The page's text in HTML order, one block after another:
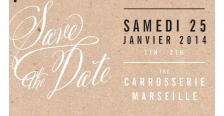
Festival Mariage – La Noce –
Marseille (13)